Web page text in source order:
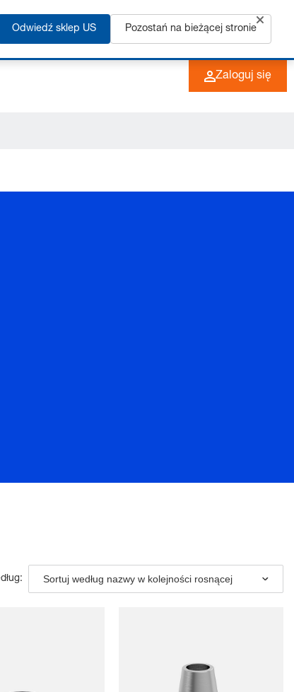
+49 (0) 6266 73-0 PL
Zaloguj się
Sortuj według nazwy w kolejności rosnącej
Odwiedź sklep US Pozostań na bieżącej stronie